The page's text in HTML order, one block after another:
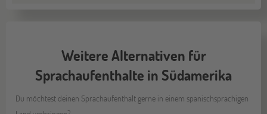
Weitere Alternativen für
Sprachaufenthalte in Südamerika
Du möchtest deinen Sprachaufenthalt gerne in einem spanischsprachigen